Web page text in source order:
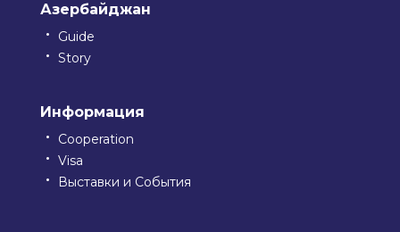
Азербайджан
Guide
Story
Информация
Cooperation
Visa
Выставки и События